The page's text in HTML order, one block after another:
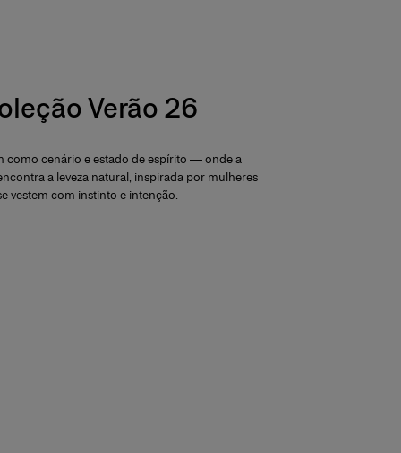
Verão 26
como cenário e estado de espírito — onde a
a leveza natural, inspirada por mulheres
vestem com instinto e intenção.